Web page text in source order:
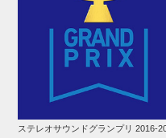
ステレオサウンドグランプリ 2016-